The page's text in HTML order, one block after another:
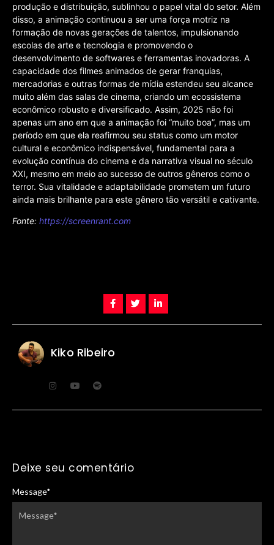
produção e distribuição, sublinhou o papel vital do setor. Além
disso, a animação continuou a ser uma força motriz na
formação de novas gerações de talentos, impulsionando
escolas de arte e tecnologia e promovendo o
desenvolvimento de softwares e ferramentas inovadoras. A
capacidade dos filmes animados de gerar franquias,
mercadorias e outras formas de mídia estendeu seu alcance
muito além das salas de cinema, criando um ecossistema
econômico robusto e diversificado. Assim, 2025 não foi
apenas um ano em que a animação foi “muito boa”, mas um
período em que ela reafirmou seu status como um motor
cultural e econômico indispensável, fundamental para a
evolução contínua do cinema e da narrativa visual no século
XXI, mesmo em meio ao sucesso de outros gêneros como o
terror. Sua vitalidade e adaptabilidade prometem um futuro
ainda mais brilhante para este gênero tão versátil e cativante.
Fonte: https://screenrant.com
Kiko Ribeiro
Deixe seu comentário
Message*